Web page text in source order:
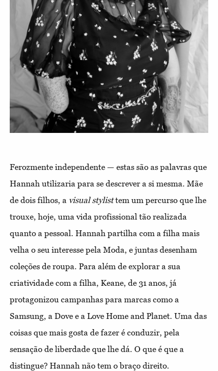
Ferozmente independente — estas são as palavras que
Hannah utilizaria para se descrever a si mesma. Mãe
de dois filhos, a visual stylisttem um percurso que lhe
trouxe, hoje, uma vida profissional tão realizada
quanto a pessoal. Hannah partilha com a filha mais
velha o seu interesse pela Moda, e juntas desenham
coleções de roupa. Para além de explorar a sua
criatividade com a filha, Keane, de 31 anos, já
protagonizou campanhas para marcas como a
Samsung, a Dove e a Love Home and Planet. Uma das
coisas que mais gosta de fazer é conduzir, pela
sensação de liberdade que lhe dá. O que é que a
distingue? Hannah não tem o braço direito.